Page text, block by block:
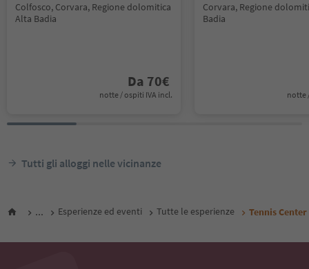
Colfosco, Corvara, Regione dolomitica
Alta Badia
Da 70€
notte / ospiti IVA incl.
Corvara, Regione
Badia
notte
Tutti gli alloggi nelle vicinanze
... Esperienze ed eventi Tutte le esperienze Tennis